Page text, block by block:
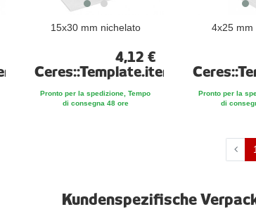
15x30 mm nichelato
4,12 €
Ceres::Template.itemFootnote
Pronto per la spedizione, Tempo
di consegna 48 ore
4x25 mm
Pronto per la
di
1
Kundenspezifische